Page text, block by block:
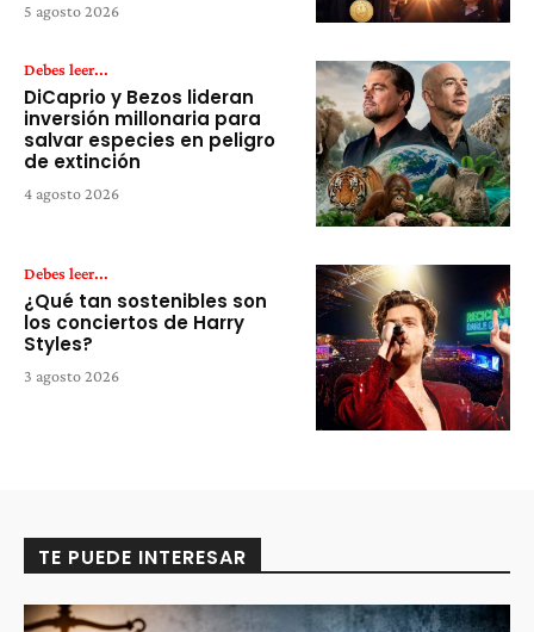
5 agosto 2026
Debes leer...
DiCaprio y Bezos lideran
inversión millonaria para
salvar especies en peligro
de extinción
4 agosto 2026
Debes leer...
¿Qué tan sostenibles son
los conciertos de Harry
Styles?
3 agosto 2026
TE PUEDE INTERESAR